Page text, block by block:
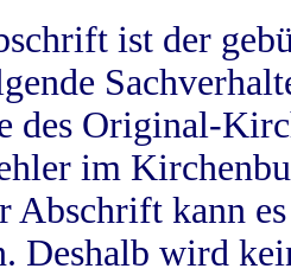
ist der
des Original-
im
Abschrift kann
Deshalb wird